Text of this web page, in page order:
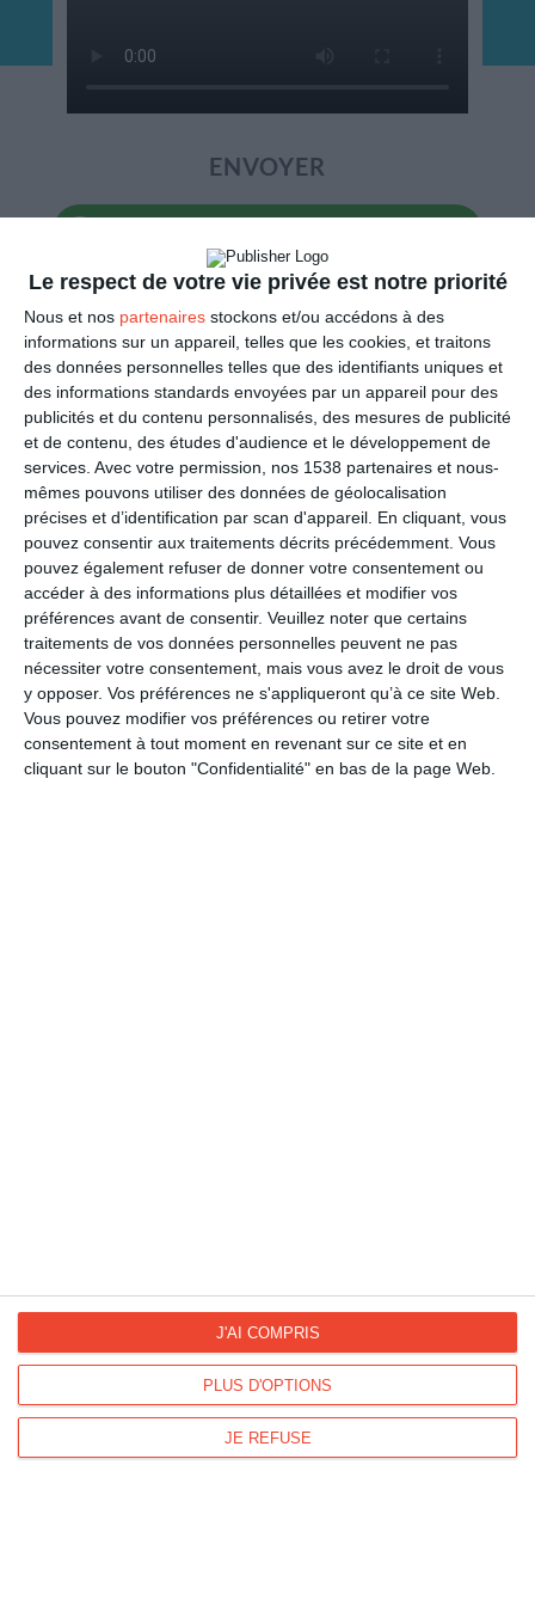
Le respect de votre vie privée est notre priorité
Nous et nos partenaires stockons et/ou accédons à des
informations sur un appareil, telles que les cookies, et traitons
des données personnelles telles que des identifiants uniques et
des informations standards envoyées par un appareil pour des
publicités et du contenu personnalisés, des mesures de publicité
et de contenu, des études d'audience et le développement de
services. Avec votre permission, nos 1538 partenaires et nous-
mêmes pouvons utiliser des données de géolocalisation
précises et d’identification par scan d'appareil. En cliquant, vous
pouvez consentir aux traitements décrits précédemment. Vous
pouvez également refuser de donner votre consentement ou
accéder à des informations plus détaillées et modifier vos
préférences avant de consentir. Veuillez noter que certains
traitements de vos données personnelles peuvent ne pas
nécessiter votre consentement, mais vous avez le droit de vous
y opposer. Vos préférences ne s'appliqueront qu’à ce site Web.
Vous pouvez modifier vos préférences ou retirer votre
consentement à tout moment en revenant sur ce site et en
cliquant sur le bouton "Confidentialité" en bas de la page Web.
PLUS D'OPTIONS
JE REFUSE
J'AI COMPRIS
ENVOYER
(1,80€, en France)
PARTAGER
Facebook, Twitter, WhatsApp, ...
VOIR D'AUTRES CARTES DANS
LES CATÉGORIES
Fleurs
A souhaiter
Bonne fête
Bonne fête liens familiaux
Fête des Grand-Mères
Fête des Mères
FACEBOOK
Kisseo.fr sur
INSTAGRAM
Les photos